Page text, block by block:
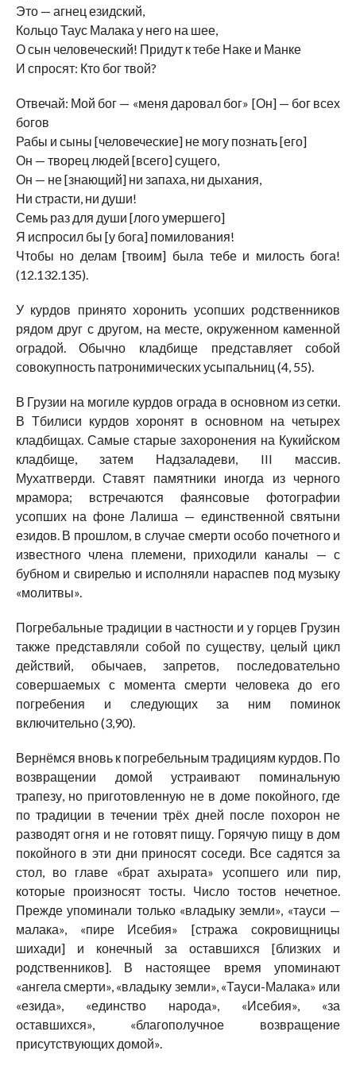
Это — агнец езидский,
Кольцо Таус Малака у него на шее,
О сын человеческий! Придут к тебе Наке и Манке
И спросят: Кто бог твой?
Отвечай: Мой бог — «меня даровал бог» [Он] — бог всех
богов
Рабы и сыны [человеческие] не могу познать [его]
Он — творец людей [всего] сущего,
Он — не [знающий] ни запаха, ни дыхания,
Ни страсти, ни души!
Семь раз для души [лого умершего]
Я испросил бы [у бога] помилования!
Чтобы но делам [твоим] была тебе и милость бога!
(12.132.135).
У курдов принято хоронить усопших родственников
рядом друг с другом, на месте, окруженном каменной
оградой. Обычно кладбище представляет собой
совокупность патронимических усыпальниц (4, 55).
В Грузии на могиле курдов ограда в основном из сетки.
В Тбилиси курдов хоронят в основном на четырех
кладбищах. Самые старые захоронения на Кукийском
кладбище, затем Надзаладеви, III массив.
Мухатгверди. Ставят памятники иногда из черного
мрамора; встречаются фаянсовые фотографии
усопших на фоне Лалиша — единственной святыни
езидов. В прошлом, в случае смерти особо почетного и
известного члена племени, приходили каналы — с
бубном и свирелью и исполняли нараспев под музыку
«молитвы».
Погребальные традиции в частности и у горцев Грузин
также представляли собой по существу, целый цикл
действий, обычаев, запретов, последовательно
совершаемых с момента смерти человека до его
погребения и следующих за ним поминок
включительно (3,90).
Вернёмся вновь к погребельным традициям курдов. По
возвращении домой устраивают поминальную
трапезу, но приготовленную не в доме покойного, где
по традиции в течении трёх дней после похорон не
разводят огня и не готовят пищу. Горячую пищу в дом
покойного в эти дни приносят соседи. Все садятся за
стол, во главе «брат ахырата» усопшего или пир,
которые произносят тосты. Число тостов нечетное.
Прежде упоминали только «владыку земли», «тауси —
малака», «пире Исебия» [стража сокровищницы
шихади] и конечный за оставшихся [близких и
родственников]. В настоящее время упоминают
«ангела смерти», «владыку земли», «Тауси-Малака» или
«езида», «единство народа», «Исебия», «за
оставшихся», «благополучное возвращение
присутствующих домой».